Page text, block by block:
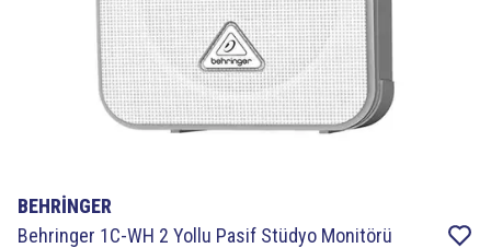
BEHRİNGER
Behringer 1C-WH 2 Yollu Pasif Stüdyo Monitörü